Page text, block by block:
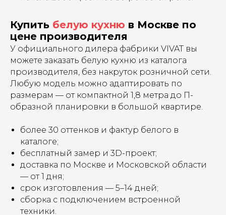
Купить белую кухню в Москве по
цене производителя
У официального дилера фабрики VIVAT вы
можете заказать белую кухню из каталога
производителя, без накруток розничной сети.
Любую модель можно адаптировать по
размерам — от компактной 1,8 метра до П-
образной планировки в большой квартире.
более 30 оттенков и фактур белого в
каталоге;
бесплатный замер и 3D-проект;
доставка по Москве и Московской области
— от 1 дня;
срок изготовления — 5–14 дней;
сборка с подключением встроенной
техники.